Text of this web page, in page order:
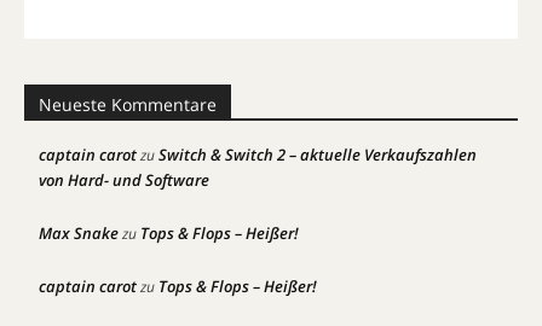
Neueste Kommentare
captain carotzuSwitch & Switch 2 – aktuelle Verkaufszahlen
von Hard- und Software
Max Snakezu Tops & Flops – Heißer!
captain carotzu Tops & Flops – Heißer!